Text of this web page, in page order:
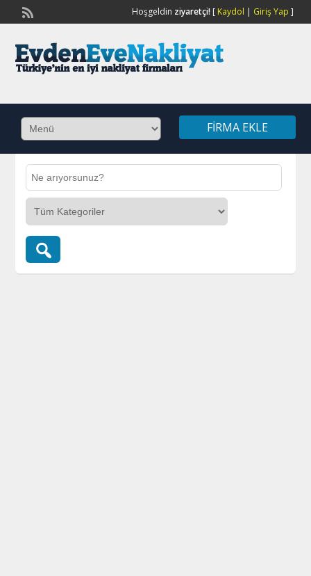
Hoşgeldin ziyaretçi![ Kaydol | Giriş Yap ]
FIRMA EKLE